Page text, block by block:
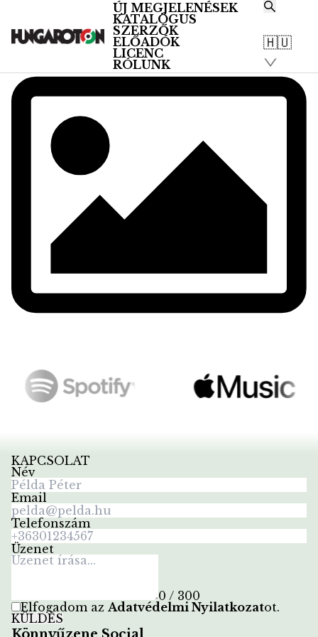
ÚJ MEGJELENÉSEK
KATALÓGUS
SZERZŐK
ELŐADÓK
LICENC
RÓLUNK
🇭🇺
KAPCSOLAT
Név
Email
Telefonszám
Üzenet
0 / 300
Elfogadom az Adatvédelmi Nyilatkozatot.
KÜLDÉS